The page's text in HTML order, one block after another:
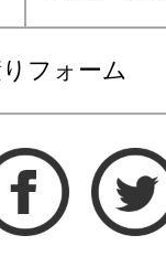
フォーム